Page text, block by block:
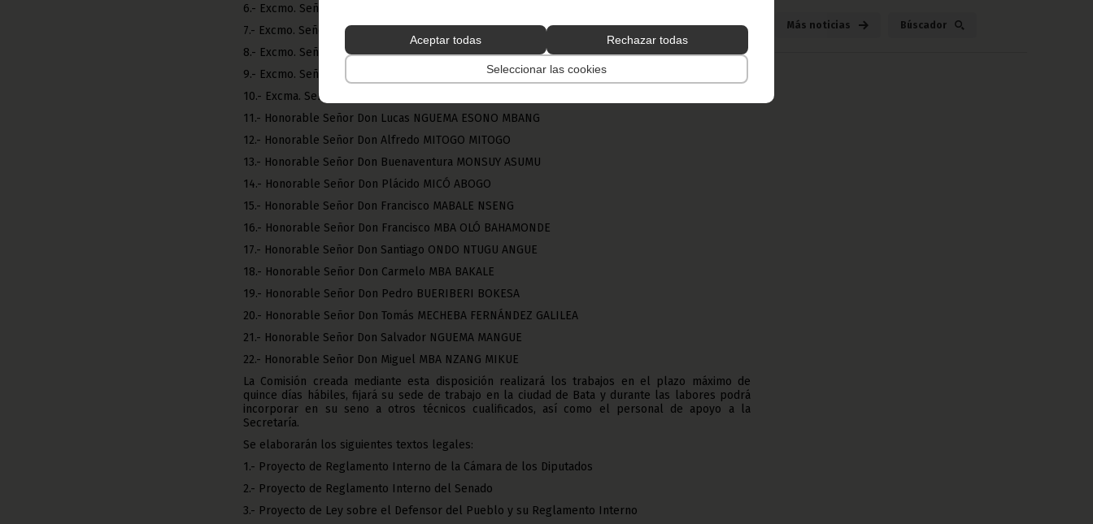
Aceptar todas Rechazar todas
Seleccionar las cookies
6.- Excmo. Señor Don Antonio Pascual OKO EBOBO
7.- Excmo. Señor Don José Ángel BORICO
8.- Excmo. Señor Don Miguel ENGONGA OBIANG
9.- Excmo. Señor Don Rubén Clemente ENGONGA AVOMO
10.- Excma. Señora Doña Ana NSANG OBIANG
11.- Honorable Señor Don Lucas NGUEMA ESONO MBANG
12.- Honorable Señor Don Alfredo MITOGO MITOGO
13.- Honorable Señor Don Buenaventura MONSUY ASUMU
14.- Honorable Señor Don Plácido MICÓ ABOGO
15.- Honorable Señor Don Francisco MABALE NSENG
16.- Honorable Señor Don Francisco MBA OLÓ BAHAMONDE
17.- Honorable Señor Don Santiago ONDO NTUGU ANGUE
18.- Honorable Señor Don Carmelo MBA BAKALE
19.- Honorable Señor Don Pedro BUERIBERI BOKESA
20.- Honorable Señor Don Tomás MECHEBA FERNÁNDEZ GALILEA
21.- Honorable Señor Don Salvador NGUEMA MANGUE
22.- Honorable Señor Don Miguel MBA NZANG MIKUE
La Comisión creada mediante esta disposición realizará los trabajos en el plazo máximo de
quince días hábiles, fijará su sede de trabajo en la ciudad de Bata y durante las labores podrá
incorporar en su seno a otros técnicos cualificados, así como el personal de apoyo a la
Secretaría.
Se elaborarán los siguientes textos legales:
1.- Proyecto de Reglamento Interno de la Cámara de los Diputados
2.- Proyecto de Reglamento Interno del Senado
3.- Proyecto de Ley sobre el Defensor del Pueblo y su Reglamento Interno
Más noticias Búscador